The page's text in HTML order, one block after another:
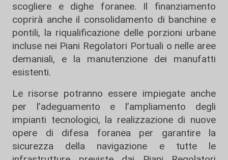
scogliere e dighe foranee. Il finanziamento
coprirà anche il consolidamento di banchine e
pontili, la riqualificazione delle porzioni urbane
incluse nei Piani Regolatori Portuali o nelle aree
demaniali, e la manutenzione dei manufatti
esistenti.
Le risorse potranno essere impiegate anche
per l’adeguamento e l’ampliamento degli
impianti tecnologici, la realizzazione di nuove
opere di difesa foranea per garantire la
sicurezza della navigazione e tutte le